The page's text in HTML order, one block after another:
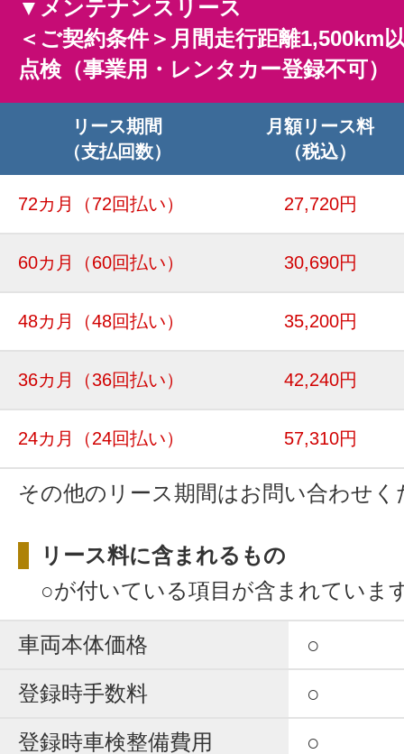
▼メンテナンスリース
＜ご契約条件＞月間走行距離1,500km
点検（事業用・レンタカー登録不可）
リース期間
（支払回数）
月額リース料
（税込）
72カ月 （72回払い） 27,720円
60カ月 （60回払い） 30,690円
48カ月 （48回払い） 35,200円
36カ月 （36回払い） 42,240円
24カ月 （24回払い） 57,310円
その他のリース期間はお問い合わせく
リース料に含まれるもの
○が付いている項目が含まれていま
車両本体価格
○
登録時手数料
○
登録時車検整備費用
○